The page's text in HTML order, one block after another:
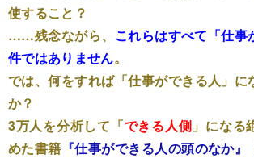
使すること？
……残念ながら、 これらはすべて「仕事
件ではありません。
では、何をすれば「仕事ができる人」に
か？
3万人を分析して「できる人側 」になる
めた書籍 『仕事ができる人の頭のなか』